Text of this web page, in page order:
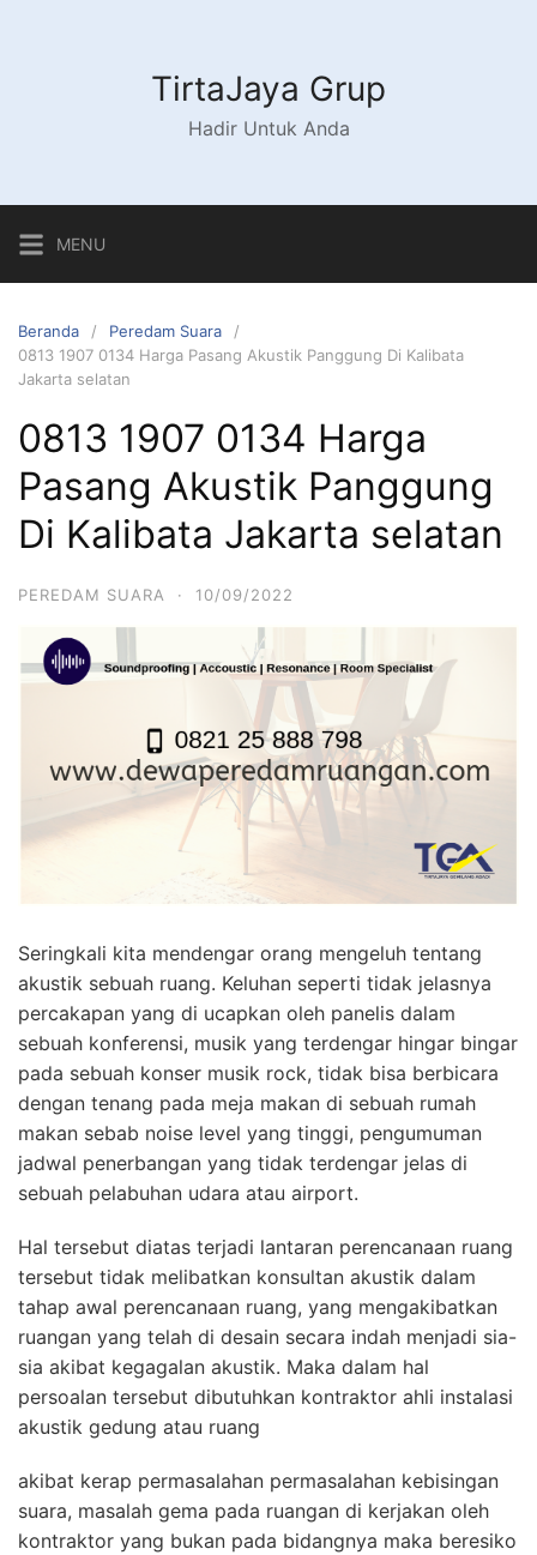
TirtaJaya Grup
Hadir Untuk Anda
MENU
Beranda
Peredam Suara
0813 1907 0134 Harga Pasang Akustik Panggung Di Kalibata
Jakarta selatan
0813 1907 0134 Harga
Pasang Akustik Panggung
Di Kalibata Jakarta selatan
PEREDAM SUARA · 10/09/2022
Seringkali kita mendengar orang mengeluh tentang
akustik sebuah ruang. Keluhan seperti tidak jelasnya
percakapan yang di ucapkan oleh panelis dalam
sebuah konferensi, musik yang terdengar hingar bingar
pada sebuah konser musik rock, tidak bisa berbicara
dengan tenang pada meja makan di sebuah rumah
makan sebab noise level yang tinggi, pengumuman
jadwal penerbangan yang tidak terdengar jelas di
sebuah pelabuhan udara atau airport.
Hal tersebut diatas terjadi lantaran perencanaan ruang
tersebut tidak melibatkan konsultan akustik dalam
tahap awal perencanaan ruang, yang mengakibatkan
ruangan yang telah di desain secara indah menjadi sia-
sia akibat kegagalan akustik. Maka dalam hal
persoalan tersebut dibutuhkan kontraktor ahli instalasi
akustik gedung atau ruang
akibat kerap permasalahan permasalahan kebisingan
suara, masalah gema pada ruangan di kerjakan oleh
kontraktor yang bukan pada bidangnya maka beresiko